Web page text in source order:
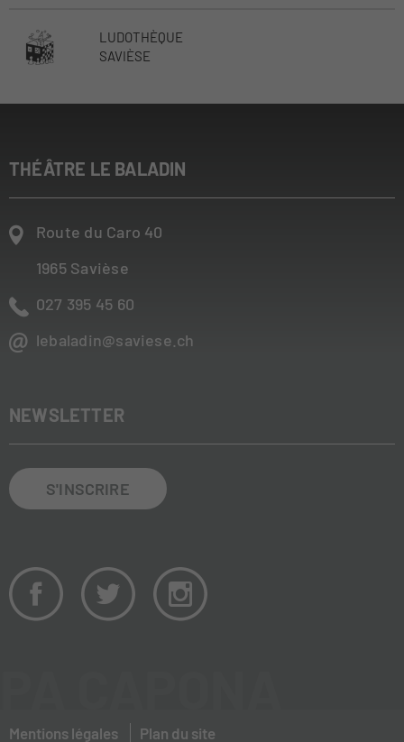
LUDOTHÈQUE
SAVIÈSE
THÉÂTRE LE BALADIN
Route du Caro 40
1965 Savièse
027 395 45 60
lebaladin@saviese.ch
NEWSLETTER
S'INSCRIRE
Mentions légales Plan du site